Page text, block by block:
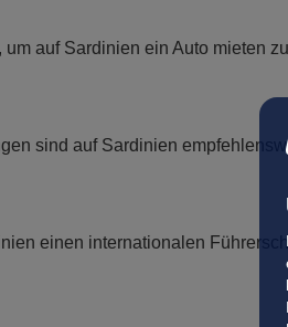
auf Sardinien ein Auto mieten
sind auf Sardinien
einen internationalen